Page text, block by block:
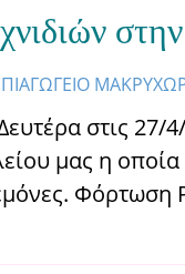
στις 27/
μας η οποία
Φόρτωση